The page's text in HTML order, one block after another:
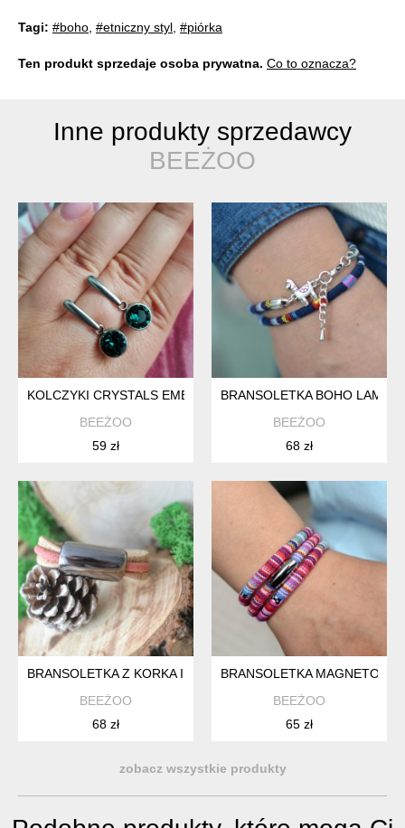
Tagi: #boho #etniczny styl #piórka
Ten produkt sprzedaje osoba prywatna. Co to oznacza?
Inne produkty sprzedawcy
BEEŻOO
KOLCZYKI CRYSTALS EMERALD
BEEŻOO
59 zł
BRANSOLETKA BOHO LAMA
BEEŻOO
68 zł
BRANSOLETKA Z KORKA I CERAMIKI TUNEO II
BEEŻOO
68 zł
BRANSOLETKA MAGNETOOS
BEEŻOO
65 zł
zobacz wszystkie produkty